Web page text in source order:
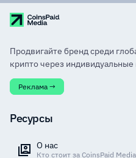
Продвигайте бренд среди
крипто через
Реклама →
Ресурсы
О нас
Кто стоит за CoinsPaid